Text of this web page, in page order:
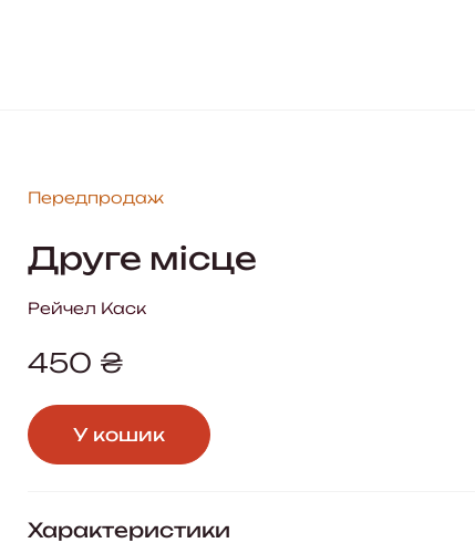
Передпродаж
Друге місце
Рейчел Каск
450 ₴
У кошик
Характеристики